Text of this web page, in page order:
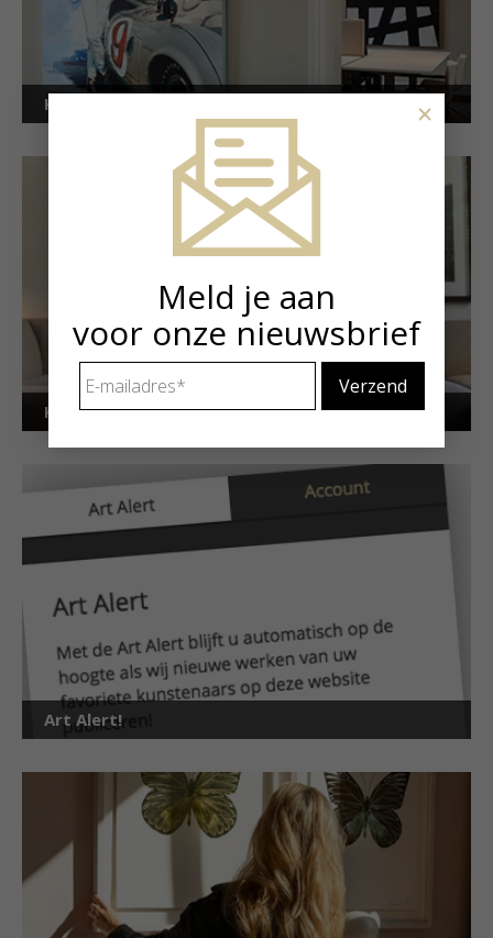
Kunstuitleen voor bedrijven
Kunstuitleen voor particulieren
Art Alert!
Meld je aan
voor onze nieuwsbrief
mailadres *
×